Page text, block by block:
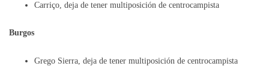
Carriço, deja de tener multiposición de centrocampista
Burgos
Grego Sierra, deja de tener multiposición de centrocampista